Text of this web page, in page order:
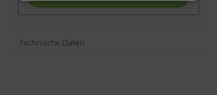
Technische Daten